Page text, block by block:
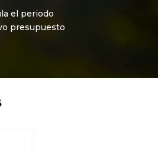
el periodo
presupuesto